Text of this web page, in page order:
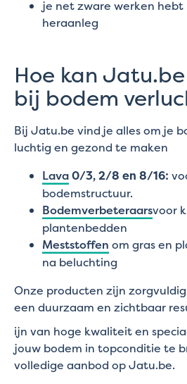
je net zware werken
heraanleg
Hoe kan
bij bodem
Bij Jatu.be vind je alles om je
luchtig en gezond te maken
Lava0/3, 2/8 en 8/16:
bodemstructuur.
Bodemverbeteraarsvoor
plantenbedden
Meststoffen om gras en
na beluchting
Onze producten zijn
een duurzaam en zichtbaar
ijn van hoge kwaliteit en
jouw bodem in topconditie te
volledige aanbod op Jatu.be.